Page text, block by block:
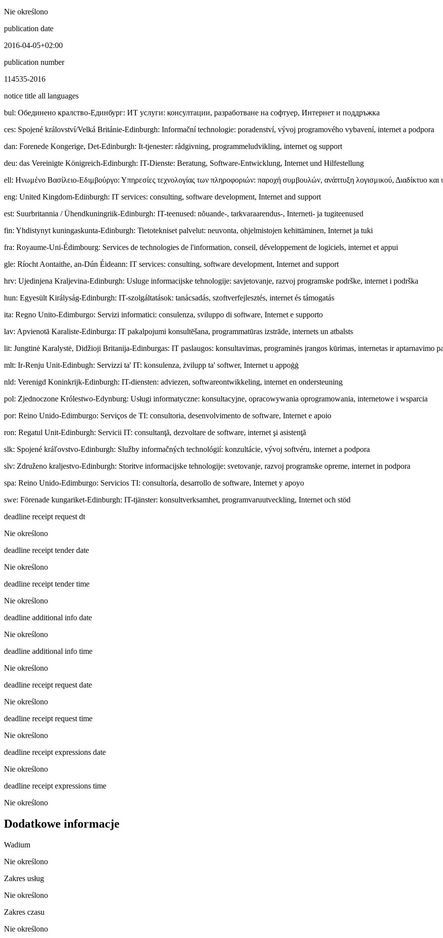
Nie określono
publication date
2016-04-05+02:00
publication number
114535-2016
notice title all languages
bul: Обединено кралство-Единбург: ИТ услуги: консултации, разработване на софтуер, Интернет и поддръжка
ces: Spojené království/Velká Británie-Edinburgh: Informační technologie: poradenství, vývoj programového vybavení, internet a podpora
dan: Forenede Kongerige, Det-Edinburgh: It-tjenester: rådgivning, programmeludvikling, internet og support
deu: das Vereinigte Königreich-Edinburgh: IT-Dienste: Beratung, Software-Entwicklung, Internet und Hilfestellung
ell: Ηνωμένο Βασίλειο-Εδιμβούργο: Υπηρεσίες τεχνολογίας των πληροφοριών: παροχή συμβουλών, ανάπτυξη λογισμικού, Διαδίκτυο και
eng: United Kingdom-Edinburgh: IT services: consulting, software development, Internet and support
est: Suurbritannia / Ühendkuningriik-Edinburgh: IT-teenused: nõuande-, tarkvaraarendus-, Interneti- ja tugiteenused
fin: Yhdistynyt kuningaskunta-Edinburgh: Tietotekniset palvelut: neuvonta, ohjelmistojen kehittäminen, Internet ja tuki
fra: Royaume-Uni-Édimbourg: Services de technologies de l'information, conseil, développement de logiciels, internet et appui
gle: Ríocht Aontaithe, an-Dún Éideann: IT services: consulting, software development, Internet and support
hrv: Ujedinjena Kraljevina-Edinburgh: Usluge informacijske tehnologije: savjetovanje, razvoj programske podrške, internet i podrška
hun: Egyesült Királyság-Edinburgh: IT-szolgáltatások: tanácsadás, szoftverfejlesztés, internet és támogatás
ita: Regno Unito-Edimburgo: Servizi informatici: consulenza, sviluppo di software, Internet e supporto
lav: Apvienotā Karaliste-Edinburga: IT pakalpojumi konsultēšana, programmatūras izstrāde, internets un atbalsts
lit: Jungtinė Karalystė, Didžioji Britanija-Edinburgas: IT paslaugos: konsultavimas, programinės įrangos kūrimas, internetas ir aptarnavimo
mlt: Ir-Renju Unit-Edinbugh: Servizzi ta' IT: konsulenza, żvilupp ta' softwer, Internet u appoġġ
nld: Verenigd Koninkrijk-Edinburgh: IT-diensten: adviezen, softwareontwikkeling, internet en ondersteuning
pol: Zjednoczone Królestwo-Edynburg: Usługi informatyczne: konsultacyjne, opracowywania oprogramowania, internetowe i wsparcia
por: Reino Unido-Edimburgo: Serviços de TI: consultoria, desenvolvimento de software, Internet e apoio
ron: Regatul Unit-Edinburgh: Servicii IT: consultanţă, dezvoltare de software, internet şi asistenţă
slk: Spojené kráľovstvo-Edinburgh: Služby informačných technológií: konzultácie, vývoj softvéru, internet a podpora
slv: Združeno kraljestvo-Edinburgh: Storitve informacijske tehnologije: svetovanje, razvoj programske opreme, internet in podpora
spa: Reino Unido-Edimburgo: Servicios TI: consultoría, desarrollo de software, Internet y apoyo
swe: Förenade kungariket-Edinburgh: IT-tjänster: konsultverksamhet, programvaruutveckling, Internet och stöd
deadline receipt request dt
Nie określono
deadline receipt tender date
Nie określono
deadline receipt tender time
Nie określono
deadline additional info date
Nie określono
deadline additional info time
Nie określono
deadline receipt request date
Nie określono
deadline receipt request time
Nie określono
deadline receipt expressions date
Nie określono
deadline receipt expressions time
Nie określono
Dodatkowe informacje
Wadium
Nie określono
Zakres usług
Nie określono
Zakres czasu
Nie określono